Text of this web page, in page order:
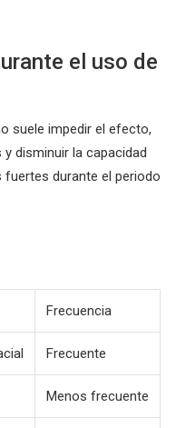
el uso de
suele impedir el efecto,
disminuir la capacidad
fuertes durante el periodo
Frecuencia
Frecuente
Menos frecuente